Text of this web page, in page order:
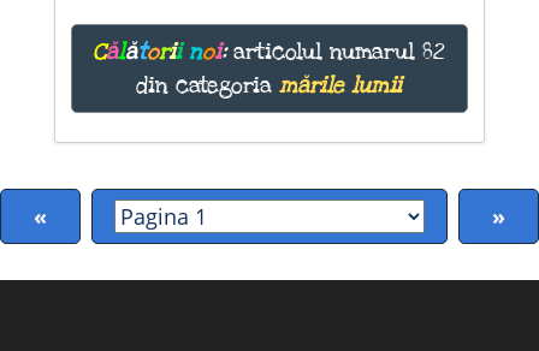
Călătorii noi:articolul numarul 82
din categoriamările lumii
« »